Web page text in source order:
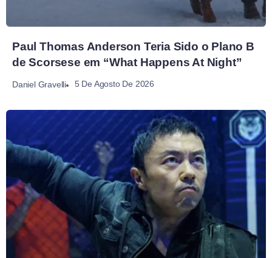
Paul Thomas Anderson Teria Sido o Plano B
de Scorsese em “What Happens At Night”
Daniel Gravelli 5 De Agosto De 2026